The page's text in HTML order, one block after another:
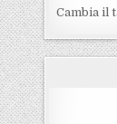
Cambia il